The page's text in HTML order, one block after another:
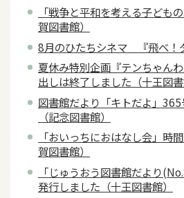
「戦争と平和を考える子ども
賀図書館）
8月のひたちシネマ 『飛べ！
夏休み特別企画『テンちゃん
出しは終了しました（十王図書
図書館だより「キトだよ」365
（記念図書館）
「おいっちにおはなし会」時
賀図書館）
「じゅうおう図書館だより
発行しました（十王図書館）